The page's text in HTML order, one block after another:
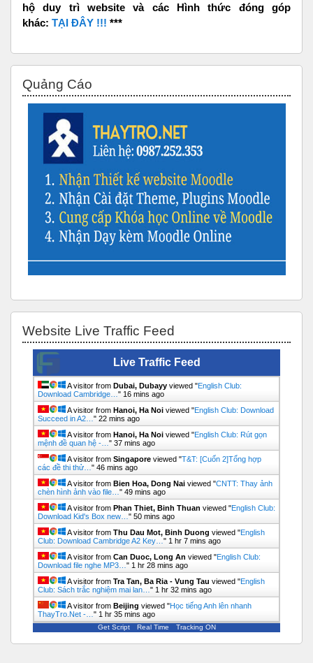
hộ duy trì website và các Hình thức đóng góp
khác: TẠI ĐÂY !!! ***
Quảng Cáo
Website Live Traffic Feed
Live Traffic Feed
A visitor from Dubai, Dubayy viewed "English Club:
Download Cambridge… " 16 mins ago
A visitor from Hanoi, Ha Noi viewed "English Club: Download
Succeed in A2… " 22 mins ago
A visitor from Hanoi, Ha Noi viewed "English Club: Rút gọn
mệnh đề quan hệ -… " 37 mins ago
A visitor from Singapore viewed "T&T: [Cuốn 2]Tổng hợp
các đề thi thử… " 46 mins ago
A visitor from Bien Hoa, Dong Nai viewed "CNTT: Thay ảnh
chèn hình ảnh vào file… " 49 mins ago
A visitor from Phan Thiet, Binh Thuan viewed "English Club:
Download Kid's Box new… " 50 mins ago
A visitor from Thu Dau Mot, Binh Duong viewed "English
Club: Download Cambridge A2 Key… " 1 hr 7 mins ago
A visitor from Can Duoc, Long An viewed "English Club:
Download file nghe MP3… " 1 hr 28 mins ago
A visitor from Tra Tan, Ba Ria - Vung Tau viewed "English
Club: Sách trắc nghiệm mai lan… " 1 hr 32 mins ago
A visitor from Beijing viewed "Học tiếng Anh lên nhanh
ThayTro.Net -… " 1 hr 35 mins ago
Get Script Real Time Tracking ON